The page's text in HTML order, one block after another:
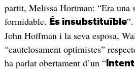
partit, Melissa Hortman: “Era una
formidable.
És insubstituïble
John Hoffman i la seva esposa,
“cautelosament optimistes”
ha parlat obertament d’un “intent